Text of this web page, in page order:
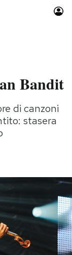
calcio 2026
Bandit
di canzoni
stasera